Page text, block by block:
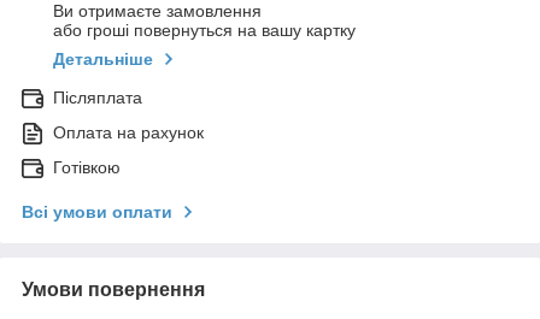
Ви отримаєте замовлення
або гроші повернуться на вашу картку
Детальніше
Післяплата
Оплата на рахунок
Готівкою
Всі умови оплати
Умови повернення